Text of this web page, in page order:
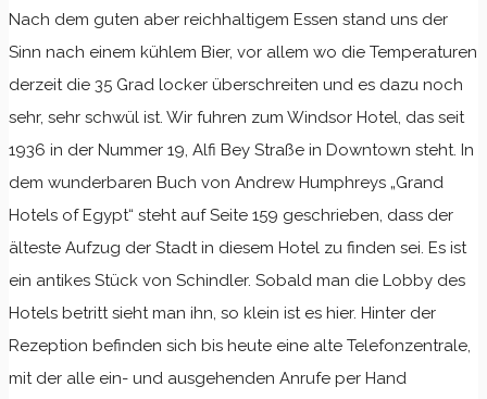
Nach dem guten aber reichhaltigem Essen stand uns der
Sinn nach einem kühlem Bier, vor allem wo die Temperaturen
derzeit die 35 Grad locker überschreiten und es dazu noch
sehr, sehr schwül ist. Wir fuhren zum Windsor Hotel, das seit
1936 in der Nummer 19, Alfi Bey Straße in Downtown steht. In
dem wunderbaren Buch von Andrew Humphreys „Grand
Hotels of Egypt“ steht auf Seite 159 geschrieben, dass der
älteste Aufzug der Stadt in diesem Hotel zu finden sei. Es ist
ein antikes Stück von Schindler. Sobald man die Lobby des
Hotels betritt sieht man ihn, so klein ist es hier. Hinter der
Rezeption befinden sich bis heute eine alte Telefonzentrale,
mit der alle ein- und ausgehenden Anrufe per Hand